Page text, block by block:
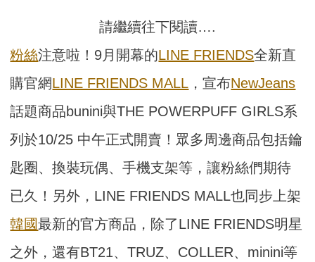
請繼續往下閱讀….
粉絲注意啦！9月開幕的LINE FRIENDS全新直
購官網LINE FRIENDS MALL ，宣布NewJeans
話題商品bunini與THE POWERPUFF GIRLS系
列於10/25 中午正式開賣！眾多周邊商品包括鑰
匙圈、換裝玩偶、手機支架等，讓粉絲們期待
已久！另外，LINE FRIENDS MALL也同步上架
韓國最新的官方商品，除了LINE FRIENDS明星
之外，還有BT21、TRUZ、COLLER、minini等